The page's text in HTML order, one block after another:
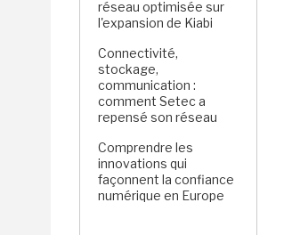
réseau optimisée sur
l'expansion de Kiabi
Connectivité,
stockage,
communication :
comment Setec a
repensé son réseau
Comprendre les
innovations qui
façonnent la confiance
numérique en Europe